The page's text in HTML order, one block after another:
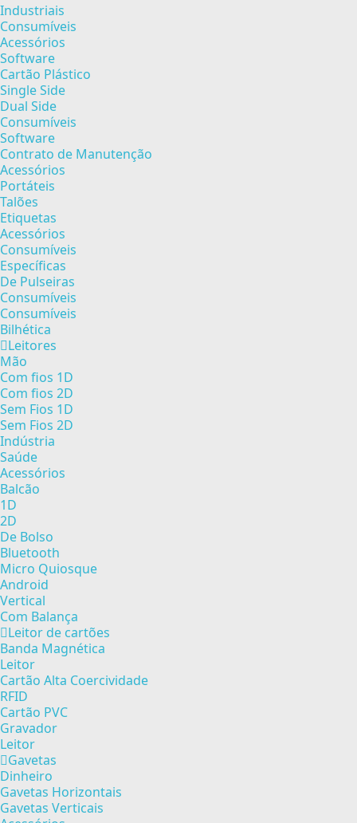
Industriais
Consumíveis
Acessórios
Software
Cartão Plástico
Single Side
Dual Side
Consumíveis
Software
Contrato de Manutenção
Acessórios
Portáteis
Talões
Etiquetas
Acessórios
Consumíveis
Específicas
De Pulseiras
Consumíveis
Consumíveis
Bilhética
Leitores
Mão
Com fios 1D
Com fios 2D
Sem Fios 1D
Sem Fios 2D
Indústria
Saúde
Acessórios
Balcão
1D
2D
De Bolso
Bluetooth
Micro Quiosque
Android
Vertical
Com Balança
Leitor de cartões
Banda Magnética
Leitor
Cartão Alta Coercividade
RFID
Cartão PVC
Gravador
Leitor
Gavetas
Dinheiro
Gavetas Horizontais
Gavetas Verticais